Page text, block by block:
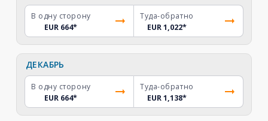
В одну сторону
EUR 664*
Туда-обратно
EUR 1,022*
ДЕКАБРЬ
В одну сторону
EUR 664*
Туда-обратно
EUR 1,138*